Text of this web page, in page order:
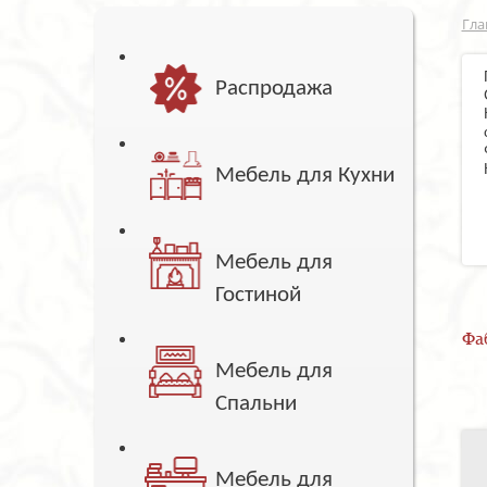
Распродажа
Мебель для Кухни
Мебель для
Гостиной
Мебель для
Спальни
Мебель для